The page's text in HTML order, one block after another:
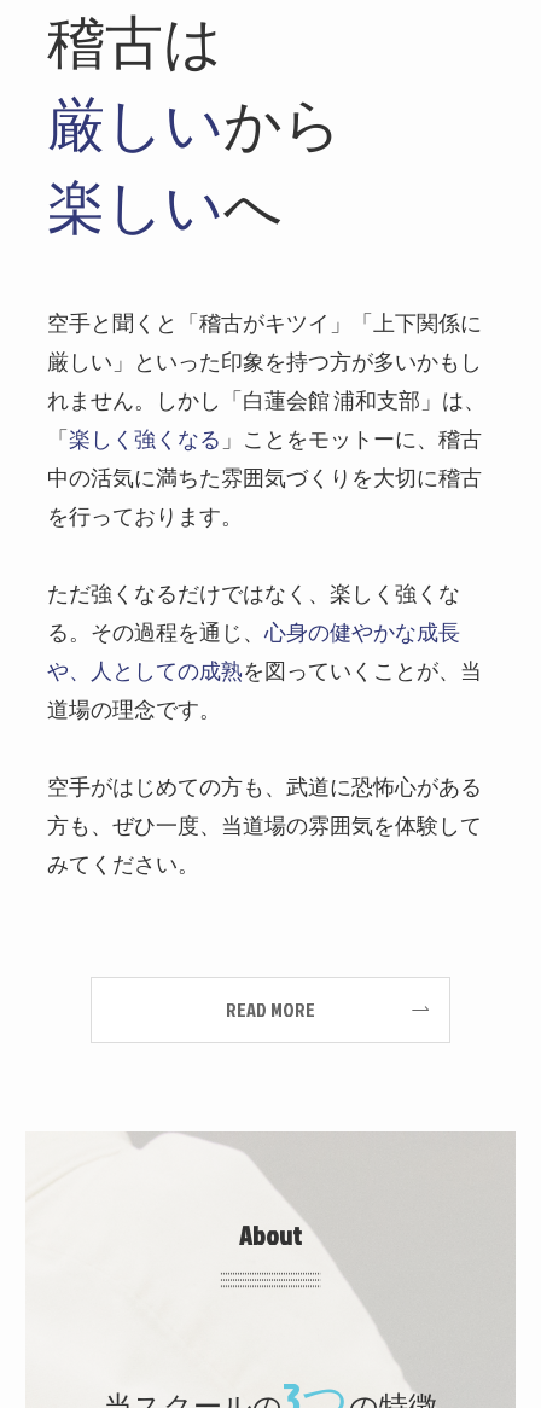
稽古は
厳しいから
楽しいへ
空手と聞くと「稽古がキツイ」「上下関係に
厳しい」といった印象を持つ方が多いかもし
れません。しかし「白蓮会館 浦和支部」は、
「楽しく強くなる 」ことをモットーに、稽古
中の活気に満ちた雰囲気づくりを大切に稽古
を行っております。
ただ強くなるだけではなく、楽しく強くな
る。その過程を通じ、心身の健やかな成長
や、人としての成熟を図っていくことが、当
道場の理念です。
空手がはじめての方も、武道に恐怖心がある
方も、ぜひ一度、当道場の雰囲気を体験して
みてください。
READ MORE
About